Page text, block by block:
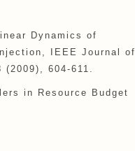
Dynamics of
IEEE Journal of
604-611.
in Resource Budget